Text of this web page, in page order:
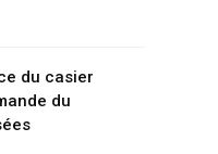
du casier
du